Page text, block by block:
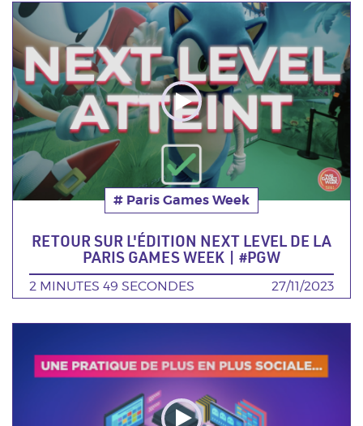
Poster
de
la
video
Thématique
# Paris Games Week
RETOUR SUR L'ÉDITION NEXT LEVEL DE LA
PARIS GAMES WEEK | #PGW
DURÉE
2 MINUTES 49 SECONDES DATE
27/11/2023
video